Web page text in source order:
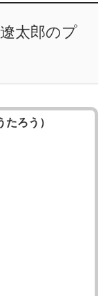
太郎のプ
ろう）